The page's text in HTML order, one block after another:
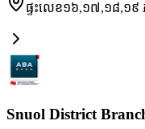
ផ្ទះលេខ១៦,១៧,១៨,១៩
Snuol District